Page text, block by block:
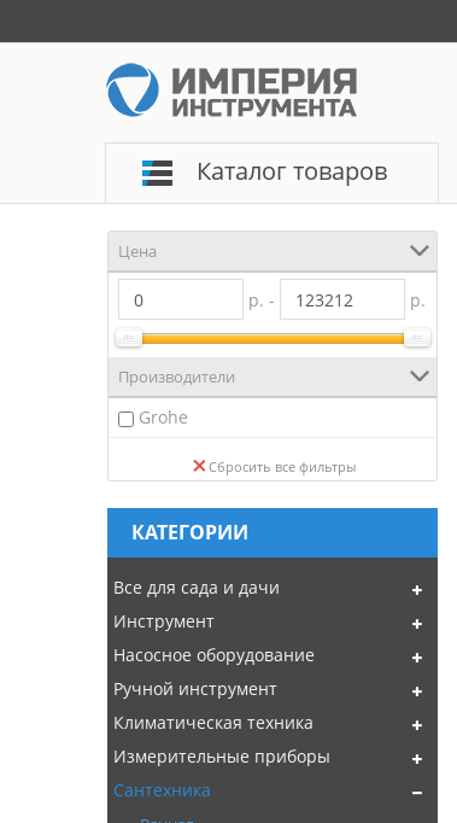
Каталог товаров
Цена
р. - р.
Производители
Grohe
Сбросить все фильтры
КАТЕГОРИИ
Все для сада и дачи
Инструмент
Насосное оборудование
Ручной инструмент
Климатическая техника
Измерительные приборы
Сантехника